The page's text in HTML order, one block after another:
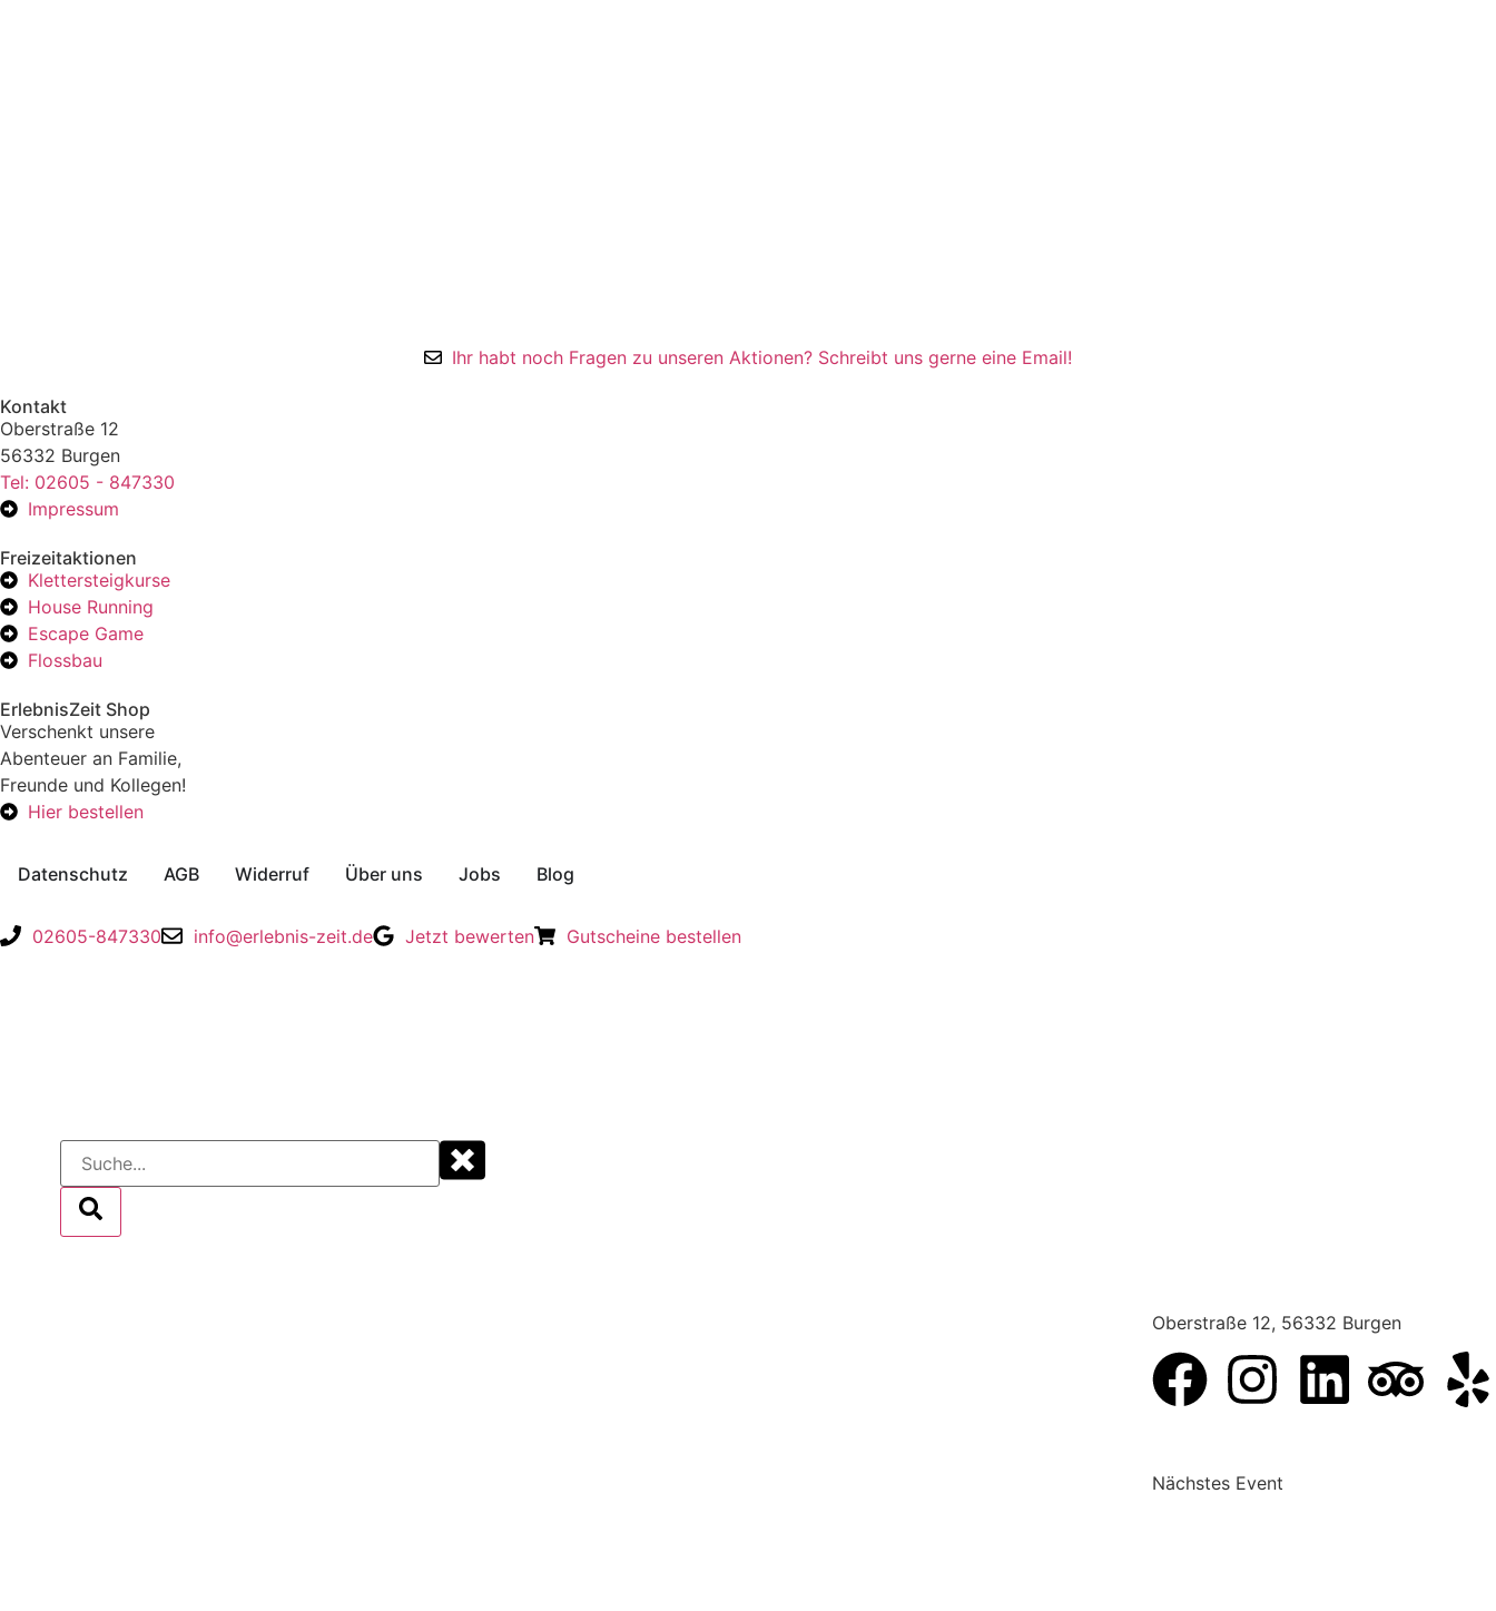
Ihr habt noch Fragen zu unseren Aktionen? Schreibt uns gerne eine Email!
Kontakt
Oberstraße 12
56332 Burgen
Tel: 02605 - 847330
Impressum
Freizeitaktionen
Klettersteigkurse
House Running
Escape Game
Flossbau
ErlebnisZeit Shop
Verschenkt unsere
Abenteuer an Familie,
Freunde und Kollegen!
Hier bestellen
Datenschutz AGB Widerruf Über uns Jobs Blog
02605-847330 info@erlebnis-zeit.de Jetzt bewerten Gutscheine bestellen
Oberstraße 12, 56332 Burgen
Nächstes Event